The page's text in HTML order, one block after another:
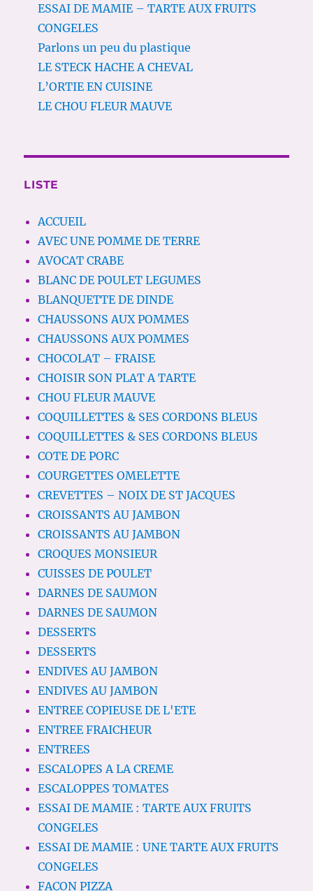
ESSAI DE MAMIE – TARTE AUX FRUITS
CONGELES
Parlons un peu du plastique
LE STECK HACHE A CHEVAL
L’ORTIE EN CUISINE
LE CHOU FLEUR MAUVE
LISTE
ACCUEIL
AVEC UNE POMME DE TERRE
AVOCAT CRABE
BLANC DE POULET LEGUMES
BLANQUETTE DE DINDE
CHAUSSONS AUX POMMES
CHAUSSONS AUX POMMES
CHOCOLAT – FRAISE
CHOISIR SON PLAT A TARTE
CHOU FLEUR MAUVE
COQUILLETTES & SES CORDONS BLEUS
COQUILLETTES & SES CORDONS BLEUS
COTE DE PORC
COURGETTES OMELETTE
CREVETTES – NOIX DE ST JACQUES
CROISSANTS AU JAMBON
CROISSANTS AU JAMBON
CROQUES MONSIEUR
CUISSES DE POULET
DARNES DE SAUMON
DARNES DE SAUMON
DESSERTS
DESSERTS
ENDIVES AU JAMBON
ENDIVES AU JAMBON
ENTREE COPIEUSE DE L'ETE
ENTREE FRAICHEUR
ENTREES
ESCALOPES A LA CREME
ESCALOPPES TOMATES
ESSAI DE MAMIE : TARTE AUX FRUITS
CONGELES
ESSAI DE MAMIE : UNE TARTE AUX FRUITS
CONGELES
FAÇON PIZZA